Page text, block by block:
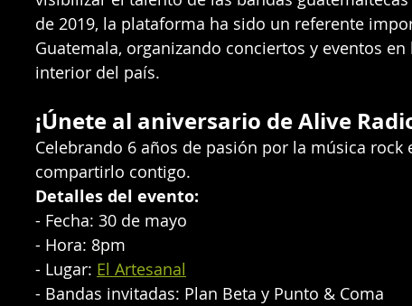
de 2019, la plataforma ha sido un referente
Guatemala, organizando conciertos y eventos
interior del país.
¡Únete al aniversario de Alive
Celebrando 6 años de pasión por la música rock
compartirlo contigo.
Detalles del evento:
- Fecha: 30 de mayo
- Hora: 8pm
- Lugar: El Artesanal
- Bandas invitadas: Plan Beta y Punto & Coma